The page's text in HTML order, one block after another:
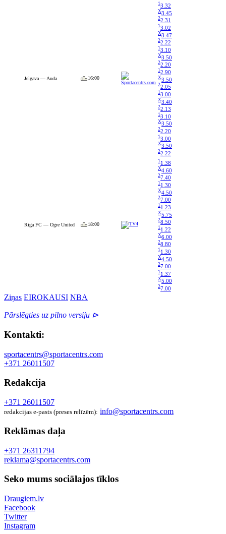
Jelgava — Auda 16:00
13.32
X3.45
22.31
13.02
X3.47
22.22
13.10
X3.50
22.20
12.90
X3.50
22.05
13.00
X3.40
22.13
13.10
X3.50
22.20
13.00
X3.50
22.22
Riga FC — Ogre United 18:00
1 1.38
X4.60
27.40
1 1.30
X4.50
27.00
1 1.23
X5.75
28.50
1 1.22
X6.00
28.80
1 1.30
X4.50
27.00
1 1.37
X5.00
27.00
Ziņas EIROKAUSI NBA
Pārslēgties uz pilno versiju ⊳
Kontakti:
sportacentrs@sportacentrs.com
+371 26011507
Redakcija
+371 26011507
redakcijas e-pasts (preses relīzēm): info@sportacentrs.com
Reklāmas daļa
+371 26311794
reklama@sportacentrs.com
Seko mums sociālajos tīklos
Draugiem.lv
Facebook
Twitter
Instagram